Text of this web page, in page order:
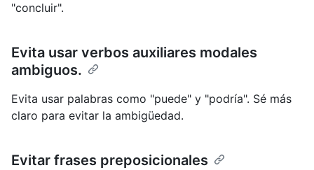
"concluir".
Evita usar verbos auxiliares modales
ambiguos.
Evita usar palabras como "puede" y "podría". Sé más
claro para evitar la ambigüedad.
Evitar frases preposicionales